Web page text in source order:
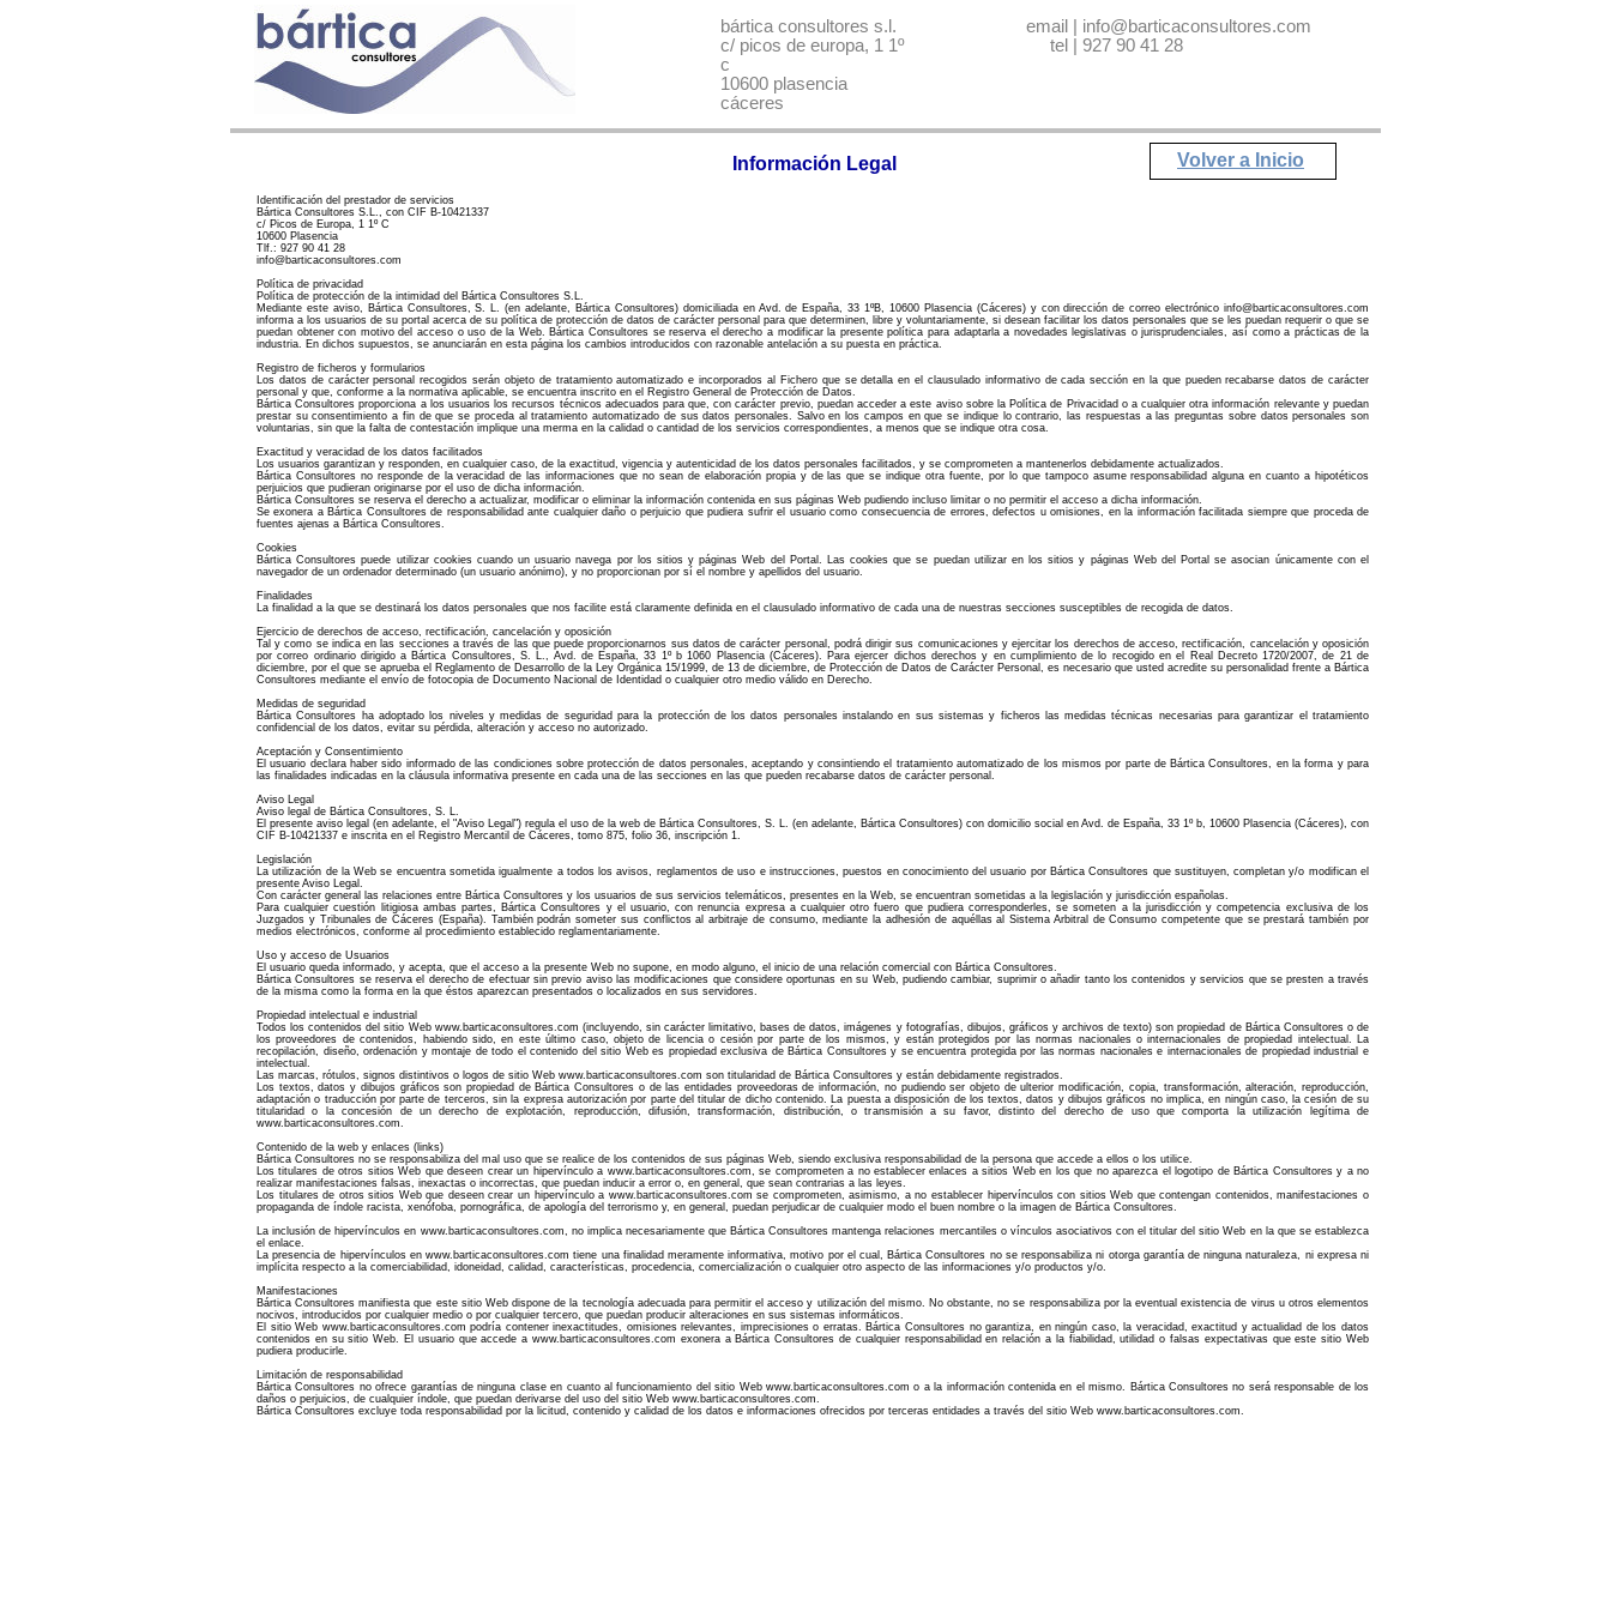
Identificación del prestador de servicios
Bártica Consultores S.L., con CIF B-10421337
c/ Picos de Europa, 1 1º C
10600 Plasencia
Tlf.: 927 90 41 28
info@barticaconsultores.com
Política de privacidad
Política de protección de la intimidad del Bártica Consultores S.L.
Mediante este aviso, Bártica Consultores, S. L. (en adelante, Bártica Consultores) domiciliada en Avd. de España, 33 1ºB, 10600 Plasencia (Cáceres) y con dirección de correo electrónico info@barticaconsultores.com
informa a los usuarios de su portal acerca de su política de protección de datos de carácter personal para que determinen, libre y voluntariamente, si desean facilitar los datos personales que se les puedan requerir o que se
puedan obtener con motivo del acceso o uso de la Web. Bártica Consultores se reserva el derecho a modificar la presente política para adaptarla a novedades legislativas o jurisprudenciales, así como a prácticas de la
industria. En dichos supuestos, se anunciarán en esta página los cambios introducidos con razonable antelación a su puesta en práctica.
Registro de ficheros y formularios
Los datos de carácter personal recogidos serán objeto de tratamiento automatizado e incorporados al Fichero que se detalla en el clausulado informativo de cada sección en la que pueden recabarse datos de carácter
personal y que, conforme a la normativa aplicable, se encuentra inscrito en el Registro General de Protección de Datos.
Bártica Consultores proporciona a los usuarios los recursos técnicos adecuados para que, con carácter previo, puedan acceder a este aviso sobre la Política de Privacidad o a cualquier otra información relevante y puedan
prestar su consentimiento a fin de que se proceda al tratamiento automatizado de sus datos personales. Salvo en los campos en que se indique lo contrario, las respuestas a las preguntas sobre datos personales son
voluntarias, sin que la falta de contestación implique una merma en la calidad o cantidad de los servicios correspondientes, a menos que se indique otra cosa.
Exactitud y veracidad de los datos facilitados
Los usuarios garantizan y responden, en cualquier caso, de la exactitud, vigencia y autenticidad de los datos personales facilitados, y se comprometen a mantenerlos debidamente actualizados.
Bártica Consultores no responde de la veracidad de las informaciones que no sean de elaboración propia y de las que se indique otra fuente, por lo que tampoco asume responsabilidad alguna en cuanto a hipotéticos
perjuicios que pudieran originarse por el uso de dicha información.
Bártica Consultores se reserva el derecho a actualizar, modificar o eliminar la información contenida en sus páginas Web pudiendo incluso limitar o no permitir el acceso a dicha información.
Se exonera a Bártica Consultores de responsabilidad ante cualquier daño o perjuicio que pudiera sufrir el usuario como consecuencia de errores, defectos u omisiones, en la información facilitada siempre que proceda de
fuentes ajenas a Bártica Consultores.
Cookies
Bártica Consultores puede utilizar cookies cuando un usuario navega por los sitios y páginas Web del Portal. Las cookies que se puedan utilizar en los sitios y páginas Web del Portal se asocian únicamente con el
navegador de un ordenador determinado (un usuario anónimo), y no proporcionan por sí el nombre y apellidos del usuario.
Finalidades
La finalidad a la que se destinará los datos personales que nos facilite está claramente definida en el clausulado informativo de cada una de nuestras secciones susceptibles de recogida de datos.
Ejercicio de derechos de acceso, rectificación, cancelación y oposición
Tal y como se indica en las secciones a través de las que puede proporcionarnos sus datos de carácter personal, podrá dirigir sus comunicaciones y ejercitar los derechos de acceso, rectificación, cancelación y oposición
por correo ordinario dirigido a Bártica Consultores, S. L., Avd. de España, 33 1º b 1060 Plasencia (Cáceres). Para ejercer dichos derechos y en cumplimiento de lo recogido en el Real Decreto 1720/2007, de 21 de
diciembre, por el que se aprueba el Reglamento de Desarrollo de la Ley Orgánica 15/1999, de 13 de diciembre, de Protección de Datos de Carácter Personal, es necesario que usted acredite su personalidad frente a Bártica
Consultores mediante el envío de fotocopia de Documento Nacional de Identidad o cualquier otro medio válido en Derecho.
Medidas de seguridad
Bártica Consultores ha adoptado los niveles y medidas de seguridad para la protección de los datos personales instalando en sus sistemas y ficheros las medidas técnicas necesarias para garantizar el tratamiento
confidencial de los datos, evitar su pérdida, alteración y acceso no autorizado.
Aceptación y Consentimiento
El usuario declara haber sido informado de las condiciones sobre protección de datos personales, aceptando y consintiendo el tratamiento automatizado de los mismos por parte de Bártica Consultores, en la forma y para
las finalidades indicadas en la cláusula informativa presente en cada una de las secciones en las que pueden recabarse datos de carácter personal.
Aviso Legal
Aviso legal de Bártica Consultores, S. L.
El presente aviso legal (en adelante, el "Aviso Legal") regula el uso de la web de Bártica Consultores, S. L. (en adelante, Bártica Consultores) con domicilio social en Avd. de España, 33 1º b, 10600 Plasencia (Cáceres), con
CIF B-10421337 e inscrita en el Registro Mercantil de Cáceres, tomo 875, folio 36, inscripción 1.
Legislación
La utilización de la Web se encuentra sometida igualmente a todos los avisos, reglamentos de uso e instrucciones, puestos en conocimiento del usuario por Bártica Consultores que sustituyen, completan y/o modifican el
presente Aviso Legal.
Con carácter general las relaciones entre Bártica Consultores y los usuarios de sus servicios telemáticos, presentes en la Web, se encuentran sometidas a la legislación y jurisdicción españolas.
Para cualquier cuestión litigiosa ambas partes, Bártica Consultores y el usuario, con renuncia expresa a cualquier otro fuero que pudiera corresponderles, se someten a la jurisdicción y competencia exclusiva de los
Juzgados y Tribunales de Cáceres (España). También podrán someter sus conflictos al arbitraje de consumo, mediante la adhesión de aquéllas al Sistema Arbitral de Consumo competente que se prestará también por
medios electrónicos, conforme al procedimiento establecido reglamentariamente.
Uso y acceso de Usuarios
El usuario queda informado, y acepta, que el acceso a la presente Web no supone, en modo alguno, el inicio de una relación comercial con Bártica Consultores.
Bártica Consultores se reserva el derecho de efectuar sin previo aviso las modificaciones que considere oportunas en su Web, pudiendo cambiar, suprimir o añadir tanto los contenidos y servicios que se presten a través
de la misma como la forma en la que éstos aparezcan presentados o localizados en sus servidores.
Propiedad intelectual e industrial
Todos los contenidos del sitio Web www.barticaconsultores.com (incluyendo, sin carácter limitativo, bases de datos, imágenes y fotografías, dibujos, gráficos y archivos de texto) son propiedad de Bártica Consultores o de
los proveedores de contenidos, habiendo sido, en este último caso, objeto de licencia o cesión por parte de los mismos, y están protegidos por las normas nacionales o internacionales de propiedad intelectual. La
recopilación, diseño, ordenación y montaje de todo el contenido del sitio Web es propiedad exclusiva de Bártica Consultores y se encuentra protegida por las normas nacionales e internacionales de propiedad industrial e
intelectual.
Las marcas, rótulos, signos distintivos o logos de sitio Web www.barticaconsultores.com son titularidad de Bártica Consultores y están debidamente registrados.
Los textos, datos y dibujos gráficos son propiedad de Bártica Consultores o de las entidades proveedoras de información, no pudiendo ser objeto de ulterior modificación, copia, transformación, alteración, reproducción,
adaptación o traducción por parte de terceros, sin la expresa autorización por parte del titular de dicho contenido. La puesta a disposición de los textos, datos y dibujos gráficos no implica, en ningún caso, la cesión de su
titularidad o la concesión de un derecho de explotación, reproducción, difusión, transformación, distribución, o transmisión a su favor, distinto del derecho de uso que comporta la utilización legítima de
www.barticaconsultores.com.
Contenido de la web y enlaces (links)
Bártica Consultores no se responsabiliza del mal uso que se realice de los contenidos de sus páginas Web, siendo exclusiva responsabilidad de la persona que accede a ellos o los utilice.
Los titulares de otros sitios Web que deseen crear un hipervínculo a www.barticaconsultores.com, se comprometen a no establecer enlaces a sitios Web en los que no aparezca el logotipo de Bártica Consultores y a no
realizar manifestaciones falsas, inexactas o incorrectas, que puedan inducir a error o, en general, que sean contrarias a las leyes.
Los titulares de otros sitios Web que deseen crear un hipervínculo a www.barticaconsultores.com se comprometen, asimismo, a no establecer hipervínculos con sitios Web que contengan contenidos, manifestaciones o
propaganda de índole racista, xenófoba, pornográfica, de apología del terrorismo y, en general, puedan perjudicar de cualquier modo el buen nombre o la imagen de Bártica Consultores.
La inclusión de hipervínculos en www.barticaconsultores.com, no implica necesariamente que Bártica Consultores mantenga relaciones mercantiles o vínculos asociativos con el titular del sitio Web en la que se establezca
el enlace.
La presencia de hipervínculos en www.barticaconsultores.com tiene una finalidad meramente informativa, motivo por el cual, Bártica Consultores no se responsabiliza ni otorga garantía de ninguna naturaleza, ni expresa ni
implícita respecto a la comerciabilidad, idoneidad, calidad, características, procedencia, comercialización o cualquier otro aspecto de las informaciones y/o productos y/o.
Manifestaciones
Bártica Consultores manifiesta que este sitio Web dispone de la tecnología adecuada para permitir el acceso y utilización del mismo. No obstante, no se responsabiliza por la eventual existencia de virus u otros elementos
nocivos, introducidos por cualquier medio o por cualquier tercero, que puedan producir alteraciones en sus sistemas informáticos.
El sitio Web www.barticaconsultores.com podría contener inexactitudes, omisiones relevantes, imprecisiones o erratas. Bártica Consultores no garantiza, en ningún caso, la veracidad, exactitud y actualidad de los datos
contenidos en su sitio Web. El usuario que accede a www.barticaconsultores.com exonera a Bártica Consultores de cualquier responsabilidad en relación a la fiabilidad, utilidad o falsas expectativas que este sitio Web
pudiera producirle.
Limitación de responsabilidad
Bártica Consultores no ofrece garantías de ninguna clase en cuanto al funcionamiento del sitio Web www.barticaconsultores.com o a la información contenida en el mismo. Bártica Consultores no será responsable de los
daños o perjuicios, de cualquier índole, que puedan derivarse del uso del sitio Web www.barticaconsultores.com.
Bártica Consultores excluye toda responsabilidad por la licitud, contenido y calidad de los datos e informaciones ofrecidos por terceras entidades a través del sitio Web www.barticaconsultores.com.
Real Estate Company
bártica consultores s.l.
c/ picos de europa, 1 1º
c
10600 plasencia
cáceres
email | info@barticaconsultores.com
tel | 927 90 41 28
Volver a Inicio
Información Legal